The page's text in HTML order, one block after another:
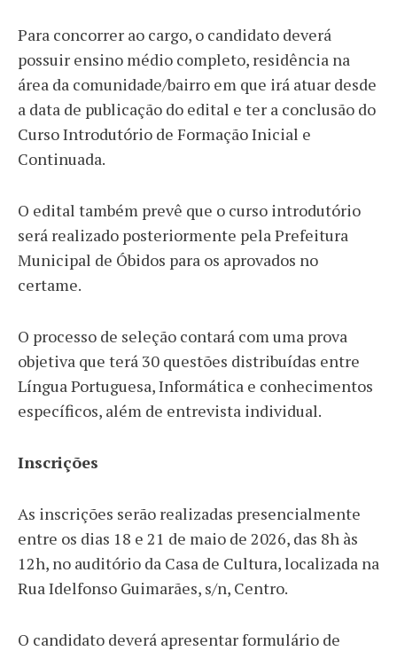
Para concorrer ao cargo, o candidato deverá
possuir ensino médio completo, residência na
área da comunidade/bairro em que irá atuar desde
a data de publicação do edital e ter a conclusão do
Curso Introdutório de Formação Inicial e
Continuada.
O edital também prevê que o curso introdutório
será realizado posteriormente pela Prefeitura
Municipal de Óbidos para os aprovados no
certame.
O processo de seleção contará com uma prova
objetiva que terá 30 questões distribuídas entre
Língua Portuguesa, Informática e conhecimentos
específicos, além de entrevista individual.
Inscrições
As inscrições serão realizadas presencialmente
entre os dias 18 e 21 de maio de 2026, das 8h às
12h, no auditório da Casa de Cultura, localizada na
Rua Idelfonso Guimarães, s/n, Centro.
O candidato deverá apresentar formulário de